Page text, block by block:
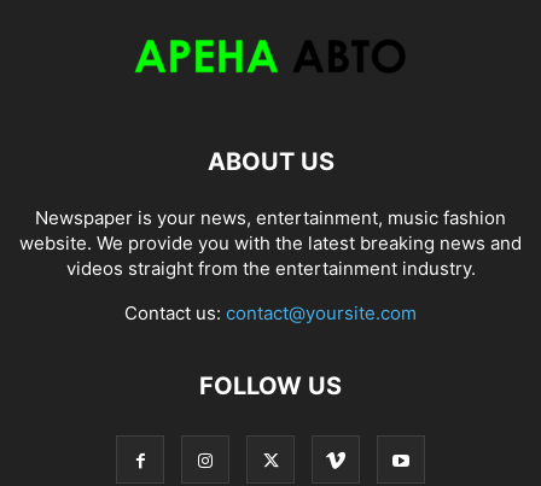
ABOUT US
Newspaper is your news, entertainment, music fashion
website. We provide you with the latest breaking news and
videos straight from the entertainment industry.
Contact us: contact@yoursite.com
FOLLOW US